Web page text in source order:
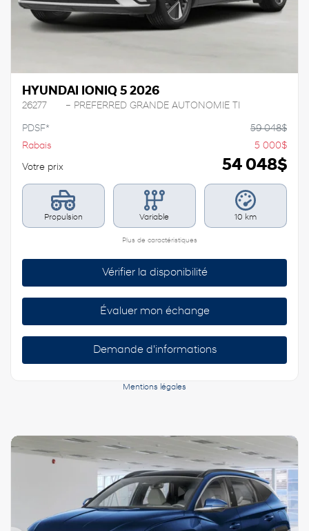
HYUNDAI IONIQ 5 2026
26277 – PREFERRED GRANDE AUTONOMIE TI
PDSF* 59 048$
Rabais
5 000$
Votre prix 54 048$
Propulsion Variable 10 km
Plus de caractéristiques
Vérifier la disponibilité
Évaluer mon échange
Demande d'informations
Mentions légales